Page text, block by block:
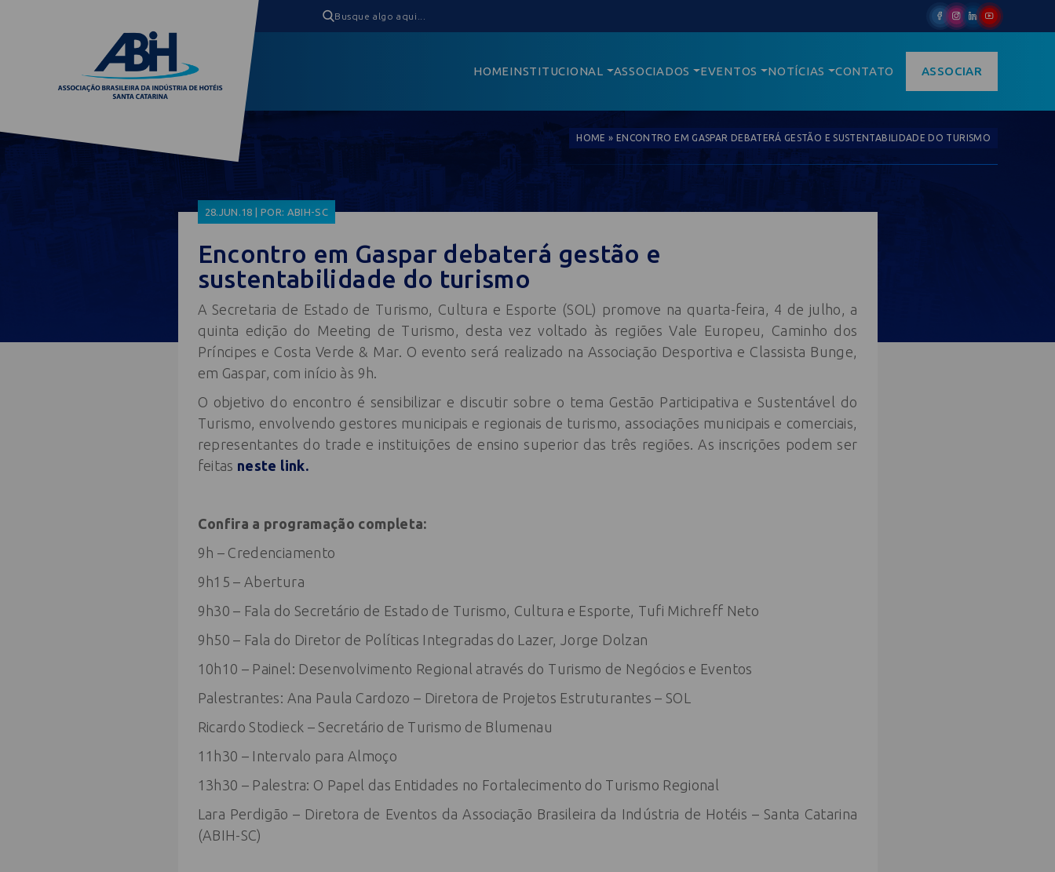
HOMEINSTITUCIONAL ASSOCIADOS EVENTOS NOTÍCIAS CONTATO ASSOCIAR
HOME » ENCONTRO EM GASPAR DEBATERÁ GESTÃO E SUSTENTABILIDADE DO TURISMO
28.JUN.18 | POR: ABIH-SC
Encontro em Gaspar debaterá gestão e
sustentabilidade do turismo
A Secretaria de Estado de Turismo, Cultura e Esporte (SOL) promove na quarta-feira, 4 de julho, a
quinta edição do Meeting de Turismo, desta vez voltado às regiões Vale Europeu, Caminho dos
Príncipes e Costa Verde & Mar. O evento será realizado na Associação Desportiva e Classista Bunge,
em Gaspar, com início às 9h.
O objetivo do encontro é sensibilizar e discutir sobre o tema Gestão Participativa e Sustentável do
Turismo, envolvendo gestores municipais e regionais de turismo, associações municipais e comerciais,
representantes do trade e instituições de ensino superior das três regiões. As inscrições podem ser
feitas neste link.
Confira a programação completa:
9h – Credenciamento
9h15 – Abertura
9h30 – Fala do Secretário de Estado de Turismo, Cultura e Esporte, Tufi Michreff Neto
9h50 – Fala do Diretor de Políticas Integradas do Lazer, Jorge Dolzan
10h10 – Painel: Desenvolvimento Regional através do Turismo de Negócios e Eventos
Palestrantes: Ana Paula Cardozo – Diretora de Projetos Estruturantes – SOL
Ricardo Stodieck – Secretário de Turismo de Blumenau
11h30 – Intervalo para Almoço
13h30 – Palestra: O Papel das Entidades no Fortalecimento do Turismo Regional
Lara Perdigão – Diretora de Eventos da Associação Brasileira da Indústria de Hotéis – Santa Catarina
(ABIH-SC)